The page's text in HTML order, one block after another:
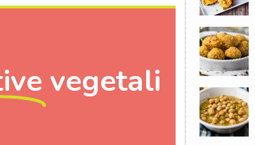
vegetali